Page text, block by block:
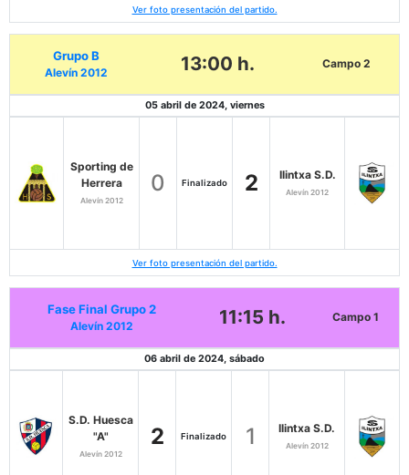
Ver foto presentación del partido.
Grupo B
Alevín 2012 13:00 h. Campo 2
05 abril de 2024, viernes
Sporting de
Herrera
Alevín 2012
0 Finalizado 2 Ilintxa S.D.
Alevín 2012
Ver foto presentación del partido.
Fase Final Grupo 2
Alevín 2012 11:15 h. Campo 1
06 abril de 2024, sábado
S.D. Huesca
"A"
Alevín 2012
2 Finalizado 1 Ilintxa S.D.
Alevín 2012